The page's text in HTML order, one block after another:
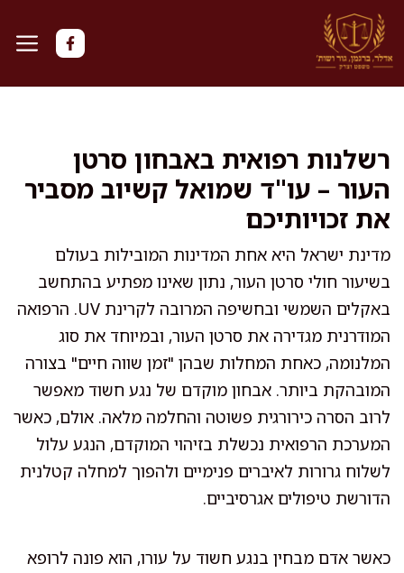
לדלג
לתוכן
רשלנות רפואית באבחון סרטן
העור – עו"ד שמואל קשיוב מסביר
את זכויותיכם
מדינת ישראל היא אחת המדינות המובילות בעולם
בשיעור חולי סרטן העור, נתון שאינו מפתיע בהתחשב
באקלים השמשי ובחשיפה המרובה לקרינת UV. הרפואה
המודרנית מגדירה את סרטן העור, ובמיוחד את סוג
המלנומה, כאחת המחלות שבהן "זמן שווה חיים" בצורה
המובהקת ביותר. אבחון מוקדם של נגע חשוד מאפשר
לרוב הסרה כירורגית פשוטה והחלמה מלאה. אולם, כאשר
המערכת הרפואית נכשלת בזיהוי המוקדם, הנגע עלול
לשלוח גרורות לאיברים פנימיים ולהפוך למחלה קטלנית
הדורשת טיפולים אגרסיביים.
כאשר אדם מבחין בנגע חשוד על עורו, הוא פונה לרופא